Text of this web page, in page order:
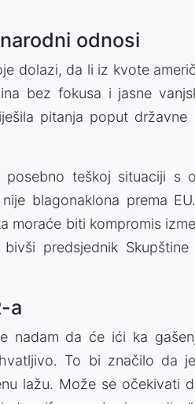
odnosi
dolazi, da li iz kvote
bez fokusa i jasne
pitanja poput
teškoj situaciji s
blagonaklona prema
moraće biti kompromis
bivši predsjednik
a
nadam da će ići ka
To bi značilo da
lažu. Može se očekivati